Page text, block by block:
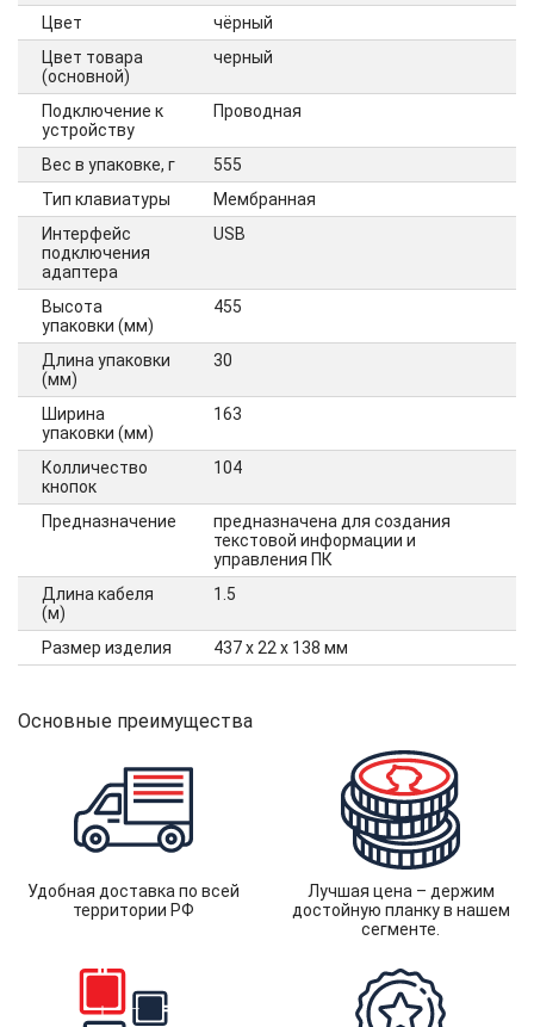
Цвет
чёрный
Цвет товара
(основной)
черный
Подключение к
устройству
Проводная
Вес в упаковке, г
555
Тип клавиатуры
Мембранная
Интерфейс
подключения
адаптера
USB
Высота
упаковки (мм)
455
Длина упаковки
(мм)
30
Ширина
упаковки (мм)
163
Колличество
кнопок
104
Предназначение
предназначена для создания
текстовой информации и
управления ПК
Длина кабеля
(м)
1.5
Размер изделия 437 x 22 x 138 мм
Основные преимущества
Удобная доставка по всей
территории РФ
Лучшая цена – держим
достойную планку в нашем
сегменте.